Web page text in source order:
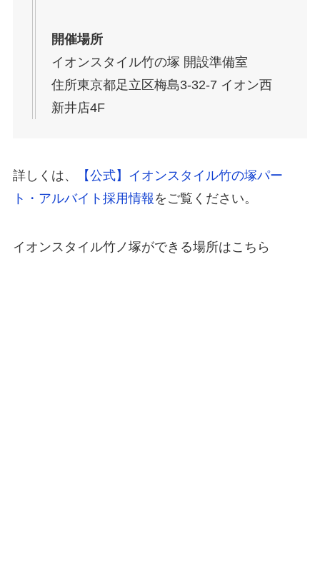
開催場所
イオンスタイル竹の塚 開設準備室
住所東京都足立区梅島3-32-7 イオン西
新井店4F
詳しくは、
【公式】イオンスタイル竹の塚パー
ト・アルバイト採用情報 をご覧ください。
イオンスタイル竹ノ塚ができる場所はこちら